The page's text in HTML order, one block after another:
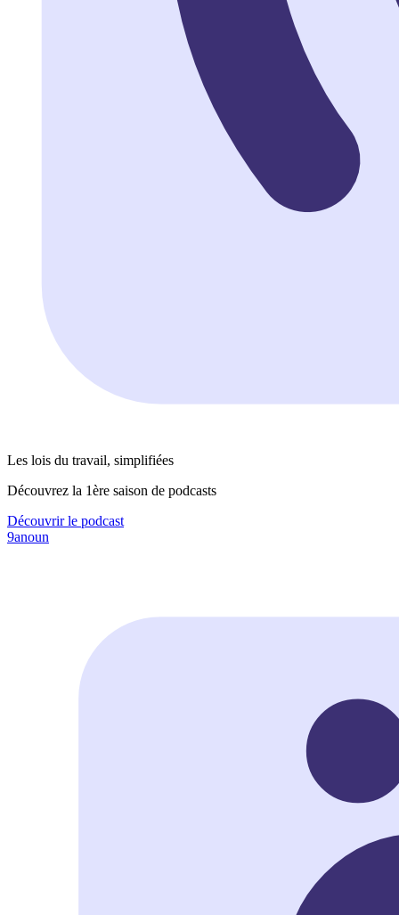
Les lois du travail, simplifiées
Découvrez la 1ère saison de podcasts
Découvrir le podcast
9anoun